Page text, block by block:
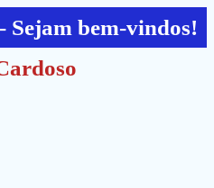
bem-vindos!